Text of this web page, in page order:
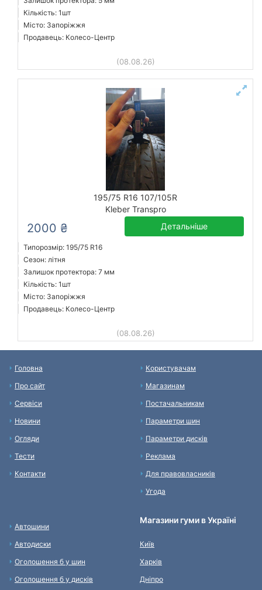
Кількість: 1шт
Місто: Запоріжжя
Продавець: Колесо-Центр
(08.08.26)
195/75 R16 107/105R
Kleber Transpro
2000 ₴ Детальніше
Типорозмір: 195/75 R16
Сезон: літня
Залишок протектора: 7 мм
Кількість: 1шт
Місто: Запоріжжя
Продавець: Колесо-Центр
(08.08.26)
Головна
Про сайт
Сервіси
Новини
Огляди
Тести
Контакти
Користувачам
Магазинам
Постачальникам
Параметри шин
Параметри дисків
Реклама
Для правовласників
Угода
Автошини
Автодиски
Оголошення б у шин
Оголошення б у дисків
Магазини гуми в Україні
Київ
Харків
Дніпро